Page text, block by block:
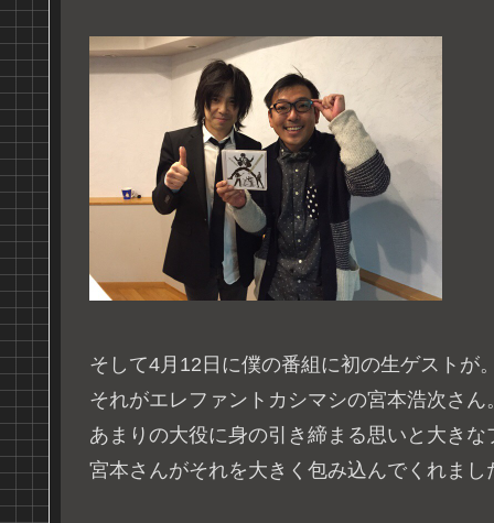
そして4月12日に僕の番組に初の生ゲストが。
それがエレファントカシマシの宮本浩次さん。
あまりの大役に身の引き締まる思いと大きな
宮本さんがそれを大きく包み込んでくれまし